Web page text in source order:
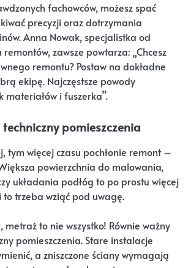
fachowców, możesz spać
precyzji oraz dotrzymania
Anna Nowak, specjalistka od
zawsze powtarza: „Chcesz
remontu? Postaw na dokładne
ekipę. Najczęstsze powody
materiałów i fuszerka”.
pomieszczenia
tym więcej czasu pochłonie remont –
powierzchnia do malowania,
układania podłóg to po prostu więcej
to trzeba wziąć pod uwagę.
to nie wszystko! Równie ważny
pomieszczenia. Stare instalacje
a zniszczone ściany wymagają